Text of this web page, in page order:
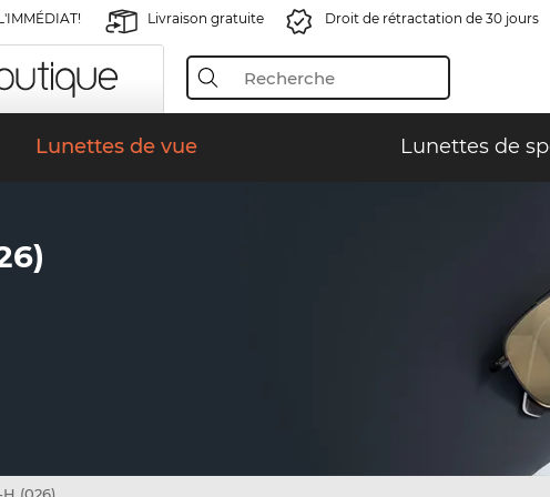
Livraison gratuite Droit de rétractation de 30 jours
Lunettes de vue Lunettes de